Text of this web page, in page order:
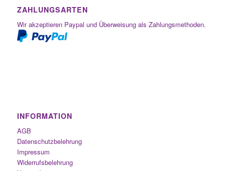
ZAHLUNGSARTEN
Wir akzeptieren Paypal und Überweisung als Zahlungsmethoden.
INFORMATION
AGB
Datenschutzbelehrung
Impressum
Widerrufsbelehrung